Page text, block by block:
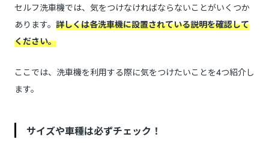
セルフ洗車機では、気をつけなければならないことがいくつか
あります。 詳しくは各洗車機に設置されている説明を確認して
ください。
ここでは、洗車機を利用する際に気をつけたいことを4つ紹介し
ます。
サイズや車種は必ずチェック！